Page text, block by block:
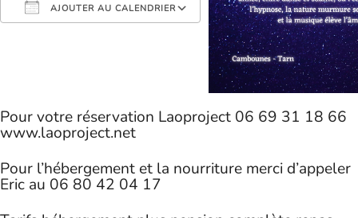
AJOUTER AU CALENDRIER
Outlook Live
Pour votre réservation Laoproject 06 69 31 18 66
www.laoproject.net
Pour l’hébergement et la nourriture merci d’appeler
Eric au 06 80 42 04 17